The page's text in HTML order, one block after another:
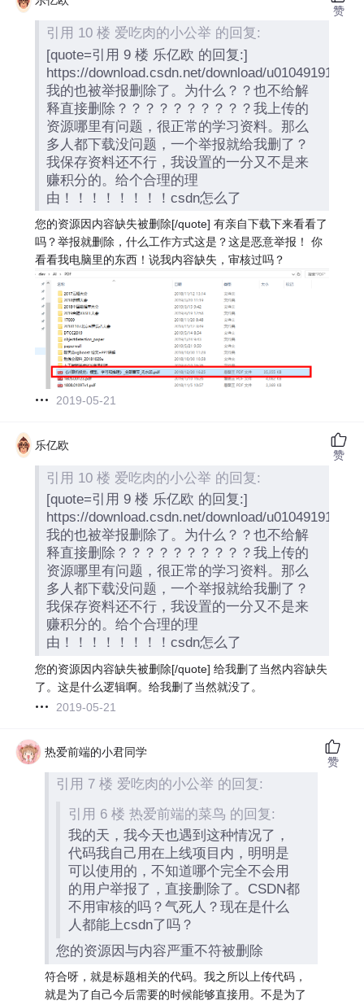
引用 10 楼 爱吃肉的小公举 的回复:
[quote=引用 9 楼 乐亿欧 的回复:]
https://download.csdn.net/download/u010491918/
我的也被举报删除了。为什么？？也不给解
释直接删除？？？？？？？？？？我上传的
资源哪里有问题，很正常的学习资料。那么
多人都下载没问题，一个举报就给我删了？
我保存资料还不行，我设置的一分又不是来
赚积分的。给个合理的理
由！！！！！！！！csdn怎么了
您的资源因内容缺失被删除[/quote] 有亲自下载下来看看了
吗？举报就删除，什么工作方式这是？这是恶意举报！ 你
看看我电脑里的东西！说我内容缺失，审核过吗？
2019-05-21
赞
乐亿欧
引用 10 楼 爱吃肉的小公举 的回复:
[quote=引用 9 楼 乐亿欧 的回复:]
https://download.csdn.net/download/u010491918/
我的也被举报删除了。为什么？？也不给解
释直接删除？？？？？？？？？？我上传的
资源哪里有问题，很正常的学习资料。那么
多人都下载没问题，一个举报就给我删了？
我保存资料还不行，我设置的一分又不是来
赚积分的。给个合理的理
由！！！！！！！！csdn怎么了
您的资源因内容缺失被删除[/quote] 给我删了当然内容缺失
了。这是什么逻辑啊。给我删了当然就没了。
2019-05-21
赞
热爱前端的小君同学
引用 7 楼 爱吃肉的小公举 的回复:
引用 6 楼 热爱前端的菜鸟 的回复:
我的天，我今天也遇到这种情况了，
代码我自己用在上线项目内，明明是
可以使用的，不知道哪个完全不会用
的用户举报了，直接删除了。CSDN都
不用审核的吗？气死人？现在是什么
人都能上csdn了吗？
您的资源因与内容严重不符被删除
符合呀，就是标题相关的代码。我之所以上传代码，
就是为了自己今后需要的时候能够直接用。不是为了
赞